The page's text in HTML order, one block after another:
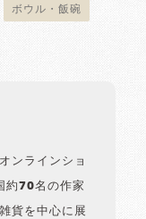
ボウル・飯碗
ンラインショ
約70名の作家
貨を中心に展